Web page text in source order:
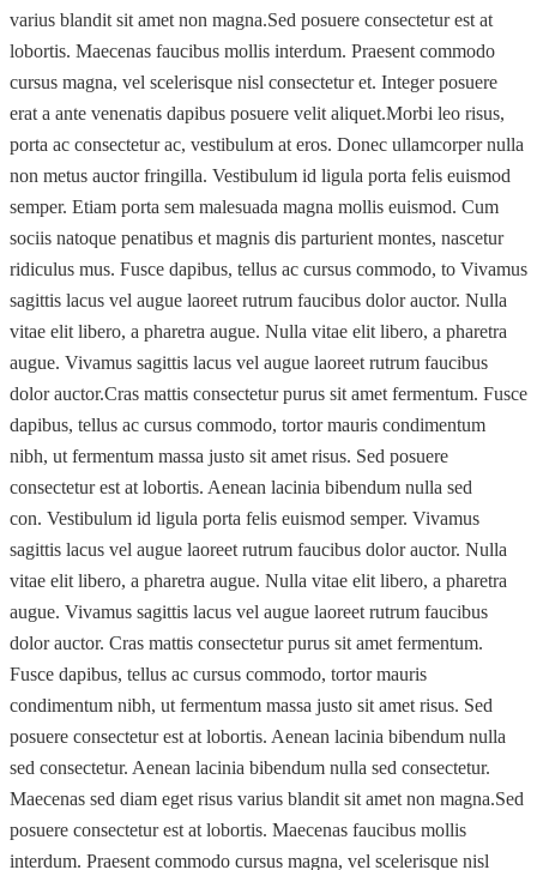
varius blandit sit amet non magna.Sed posuere consectetur est at
lobortis. Maecenas faucibus mollis interdum. Praesent commodo
cursus magna, vel scelerisque nisl consectetur et. Integer posuere
erat a ante venenatis dapibus posuere velit aliquet.Morbi leo risus,
porta ac consectetur ac, vestibulum at eros. Donec ullamcorper nulla
non metus auctor fringilla. Vestibulum id ligula porta felis euismod
semper. Etiam porta sem malesuada magna mollis euismod. Cum
sociis natoque penatibus et magnis dis parturient montes, nascetur
ridiculus mus. Fusce dapibus, tellus ac cursus commodo, to Vivamus
sagittis lacus vel augue laoreet rutrum faucibus dolor auctor. Nulla
vitae elit libero, a pharetra augue. Nulla vitae elit libero, a pharetra
augue. Vivamus sagittis lacus vel augue laoreet rutrum faucibus
dolor auctor.Cras mattis consectetur purus sit amet fermentum. Fusce
dapibus, tellus ac cursus commodo, tortor mauris condimentum
nibh, ut fermentum massa justo sit amet risus. Sed posuere
consectetur est at lobortis. Aenean lacinia bibendum nulla sed
con. Vestibulum id ligula porta felis euismod semper. Vivamus
sagittis lacus vel augue laoreet rutrum faucibus dolor auctor. Nulla
vitae elit libero, a pharetra augue. Nulla vitae elit libero, a pharetra
augue. Vivamus sagittis lacus vel augue laoreet rutrum faucibus
dolor auctor. Cras mattis consectetur purus sit amet fermentum.
Fusce dapibus, tellus ac cursus commodo, tortor mauris
condimentum nibh, ut fermentum massa justo sit amet risus. Sed
posuere consectetur est at lobortis. Aenean lacinia bibendum nulla
sed consectetur. Aenean lacinia bibendum nulla sed consectetur.
Maecenas sed diam eget risus varius blandit sit amet non magna.Sed
posuere consectetur est at lobortis. Maecenas faucibus mollis
interdum. Praesent commodo cursus magna, vel scelerisque nisl